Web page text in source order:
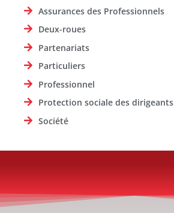
Assurances des Professionnels
Deux-roues
Partenariats
Particuliers
Professionnel
Protection sociale des dirigeants
Société